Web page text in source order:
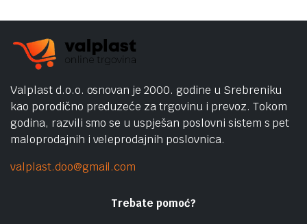
Valplast d.o.o. osnovan je 2000. godine u Srebreniku
kao porodično preduzeće za trgovinu i prevoz. Tokom
godina, razvili smo se u uspješan poslovni sistem s pet
maloprodajnih i veleprodajnih poslovnica.
valplast.doo@gmail.com
Trebate pomoć?